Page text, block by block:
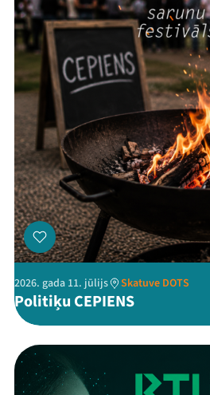
Veikals
Kontakti
ThreadsFacebookYoutube
X
2026. gada 11. jūlijs Skatuve DOTS
Politiķu CEPIENS